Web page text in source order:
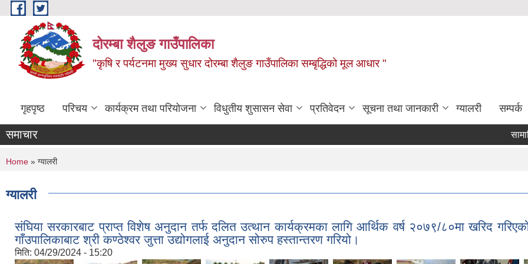
Skip to main content
दोरम्बा शैलुङ गाउँपालिका
"कृषि र पर्यटनमा मुख्य सुधार दोरम्बा शैलुङ गाउँपालिका सम्बृद्धिको मूल आधार "
गृहपृष्ठ परिचय कार्यक्रम तथा परियोजना विधुतीय शुसासन सेवा प्रतिवेदन सूचना तथा जानकारी ग्यालरी सम्पर्क
समाचार सामाजिक
You are here
Home » ग्यालरी
ग्यालरी
संघिया सरकारबाट प्राप्त विशेष अनुदान तर्फ दलित उत्थान कार्यक्रमका लागि आर्थिक वर्ष २०७९/८०मा खरिद
गाँउपालिकाबाट श्री कण्ठेश्वर जुत्ता उद्योगलाई अनुदान सोरुप हस्तान्तरण गरियो।
मिति: 04/29/2024 - 15:20